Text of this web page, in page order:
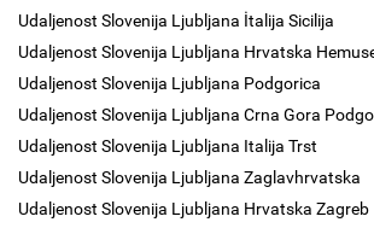
Udaljenost Slovenija Ljubljana İtalija Sicilija
Udaljenost Slovenija Ljubljana Hrvatska
Udaljenost Slovenija Ljubljana Podgorica
Udaljenost Slovenija Ljubljana Crna Gora
Udaljenost Slovenija Ljubljana Italija Trst
Udaljenost Slovenija Ljubljana Zaglavhrvatska
Udaljenost Slovenija Ljubljana Hrvatska Zagreb